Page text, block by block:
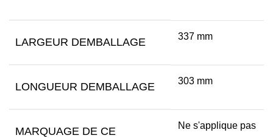
LARGEUR DEMBALLAGE 337 mm
LONGUEUR DEMBALLAGE 303 mm
MARQUAGE DE CE Ne s'applique pas